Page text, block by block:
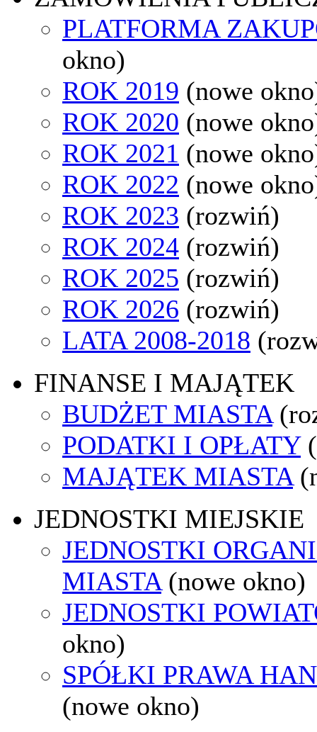
PLATFORMA
okno)
ROK 2019 (nowe
ROK 2020 (nowe
ROK 2021 (nowe
ROK 2022 (nowe
ROK 2023 (rozwiń)
ROK 2024 (rozwiń)
ROK 2025 (rozwiń)
ROK 2026 (rozwiń)
LATA 2008-2018
FINANSE I MAJĄTEK
BUDŻET MIASTA
PODATKI I OPŁATY
MAJĄTEK MIASTA
JEDNOSTKI MIEJSKIE
JEDNOSTKI
MIASTA (nowe okno)
JEDNOSTKI
okno)
SPÓŁKI PRAWA
(nowe okno)